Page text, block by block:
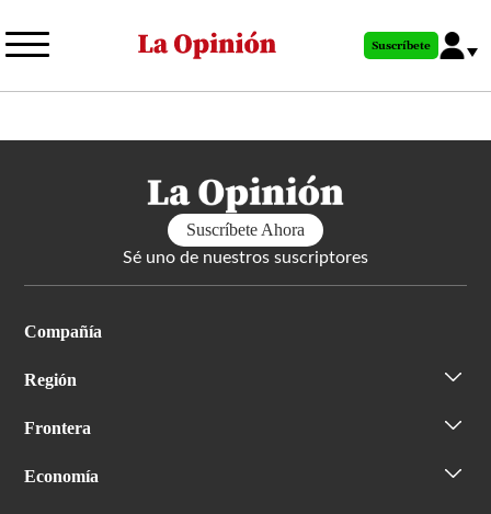
al
principal
Suscríbete
Suscríbete Ahora
Sé uno de nuestros suscriptores
Compañía
Región
Frontera
Economía